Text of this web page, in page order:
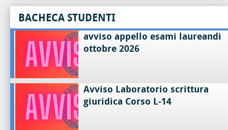
BACHECA STUDENTI
avviso appello esami laureandi
ottobre 2026
Avviso Laboratorio scrittura
giuridica Corso L-14